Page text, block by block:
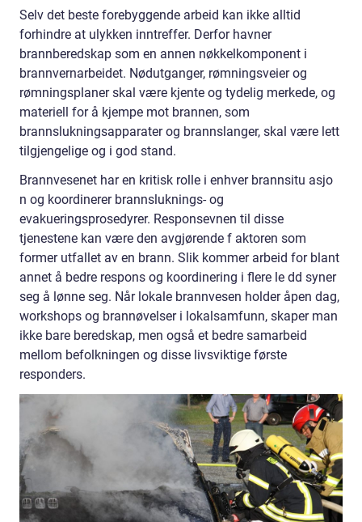
Selv det beste forebyggende arbeid kan ikke alltid
forhindre at ulykken inntreffer. Derfor havner
brannberedskap som en annen nøkkelkomponent i
brannvernarbeidet. Nødutganger, rømningsveier og
rømningsplaner skal være kjente og tydelig merkede, og
materiell for å kjempe mot brannen, som
brannslukningsapparater og brannslanger, skal være lett
tilgjengelige og i god stand.
Brannvesenet har en kritisk rolle i enhver brannsitu asjo
n og koordinerer brannsluknings- og
evakueringsprosedyrer. Responsevnen til disse
tjenestene kan være den avgjørende f aktoren som
former utfallet av en brann. Slik kommer arbeid for blant
annet å bedre respons og koordinering i flere le dd syner
seg å lønne seg. Når lokale brannvesen holder åpen dag,
workshops og brannøvelser i lokalsamfunn, skaper man
ikke bare beredskap, men også et bedre samarbeid
mellom befolkningen og disse livsviktige første
responders.